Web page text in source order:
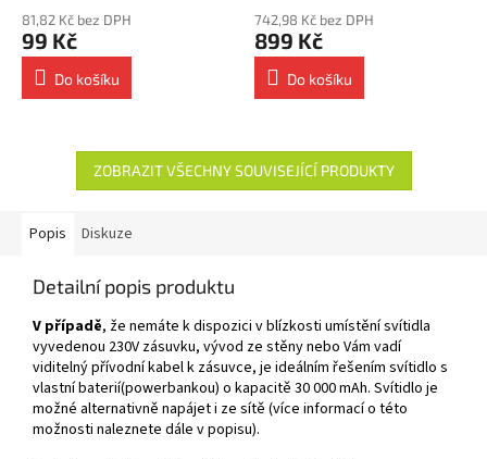
81,82 Kč bez DPH
99 Kč
Do košíku
742,98 Kč bez DPH
899 Kč
Do košíku
ZOBRAZIT VŠECHNY SOUVISEJÍCÍ PRODUKTY
Popis Diskuze
Detailní popis produktu
V případě, že nemáte k dispozici v blízkosti umístění svítidla
vyvedenou 230V zásuvku, vývod ze stěny nebo Vám vadí
viditelný přívodní kabel k zásuvce, je ideálním řešením svítidlo s
vlastní baterií(powerbankou) o kapacitě 30 000 mAh. Svítidlo je
možné alternativně napájet i ze sítě (více informací o této
možnosti naleznete dále v popisu).